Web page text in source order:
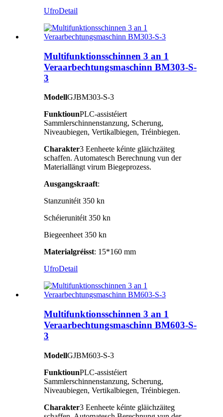
UfroDetail
Multifunktionsschinnen 3 an 1
Veraarbechtungsmaschinn BM303-S-
3
ModellGJBM303-S-3
FunktiounPLC-assistéiert
Sammlerschinnenstanzung, Scherung,
Niveaubiegen, Vertikalbiegen, Tréinbiegen.
Charakter3 Eenheete kéinte gläichzäiteg
schaffen. Automatesch Berechnung vun der
Materiallängt virum Biegeprozess.
Ausgangskraaft:
Stanzunitéit 350 kn
Schéierunitéit 350 kn
Biegeenheet 350 kn
Materialgréisst: 15*160 mm
UfroDetail
Multifunktionsschinnen 3 an 1
Veraarbechtungsmaschinn BM603-S-
3
ModellGJBM603-S-3
FunktiounPLC-assistéiert
Sammlerschinnenstanzung, Scherung,
Niveaubiegen, Vertikalbiegen, Tréinbiegen.
Charakter3 Eenheete kéinte gläichzäiteg